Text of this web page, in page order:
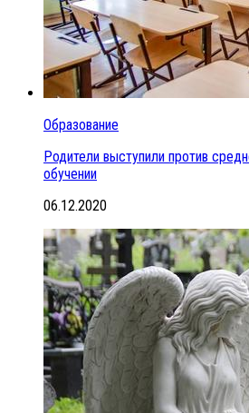
Образование
Родители выступили против
обучении
06.12.2020